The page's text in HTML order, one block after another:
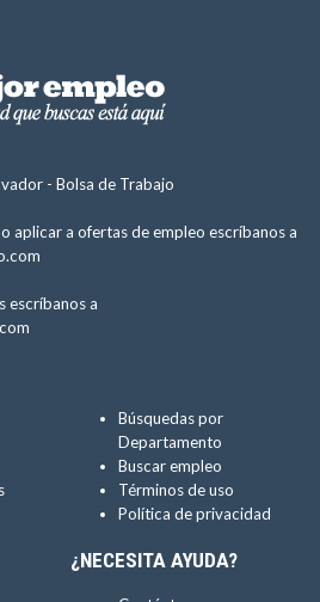
- Bolsa de Trabajo
aplicar a ofertas de empleo escríbanos a
escríbanos a
Búsquedas por
Departamento
Buscar empleo
Términos de uso
Política de privacidad
¿NECESITA AYUDA?